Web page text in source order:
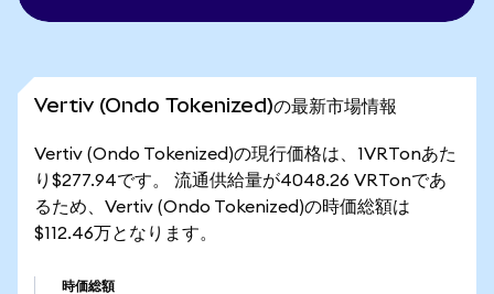
Vertiv (Ondo Tokenized)の最新市場情報
Vertiv (Ondo Tokenized)の現行価格は、1VRTonあた
り$277.94です。 流通供給量が4048.26 VRTonであ
るため、Vertiv (Ondo Tokenized)の時価総額は
$112.46万となります。
時価総額